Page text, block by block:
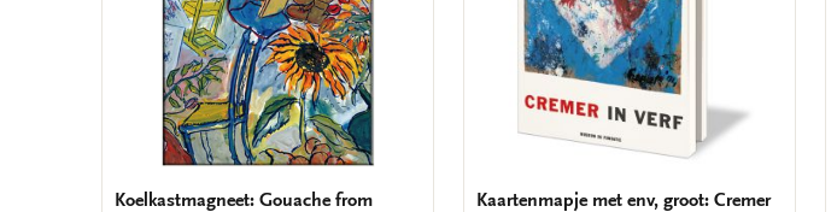
Koelkastmagneet: Gouache from
Kaartenmapje met env, groot: Cremer